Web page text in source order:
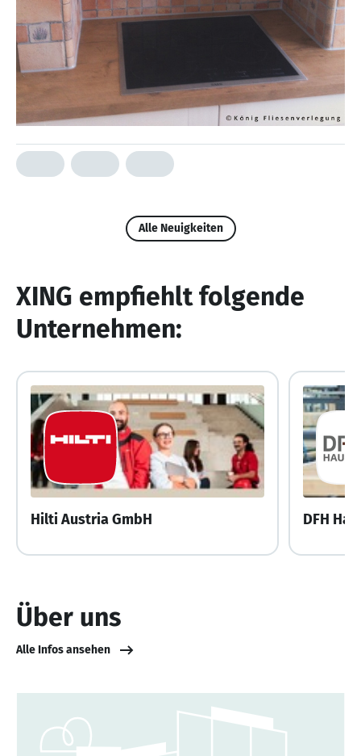
Alle Neuigkeiten
XING empfiehlt folgende
Unternehmen:
Hilti Austria GmbH DFH
Über uns
Alle Infos ansehen